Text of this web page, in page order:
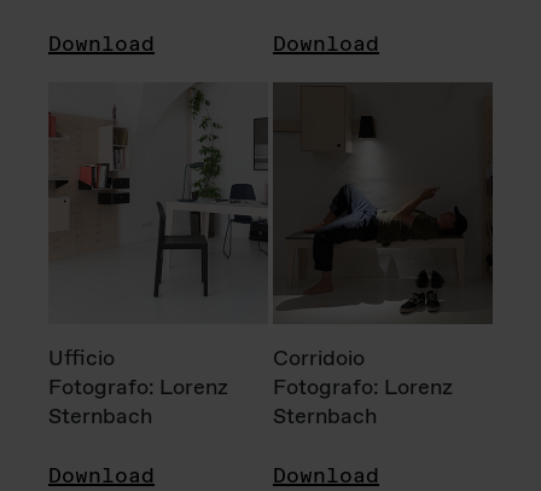
Download Download
Ufficio
Fotografo: Lorenz
Sternbach
Download
Corridoio
Fotografo: Lorenz
Sternbach
Download